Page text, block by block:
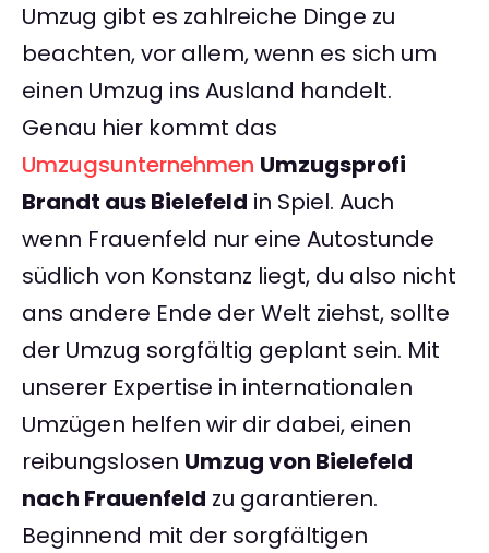
Umzug gibt es zahlreiche Dinge zu
beachten, vor allem, wenn es sich um
einen Umzug ins Ausland handelt.
Genau hier kommt das
Umzugsunternehmen Umzugsprofi
Brandt aus Bielefeld in Spiel. Auch
wenn Frauenfeld nur eine Autostunde
südlich von Konstanz liegt, du also nicht
ans andere Ende der Welt ziehst, sollte
der Umzug sorgfältig geplant sein. Mit
unserer Expertise in internationalen
Umzügen helfen wir dir dabei, einen
reibungslosen Umzug von Bielefeld
nach Frauenfeld zu garantieren.
Beginnend mit der sorgfältigen